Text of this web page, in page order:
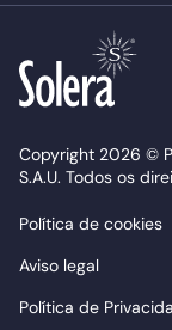
Copyright 2026 ©
S.A.U. Todos os
Política de cookies
Aviso legal
Política de